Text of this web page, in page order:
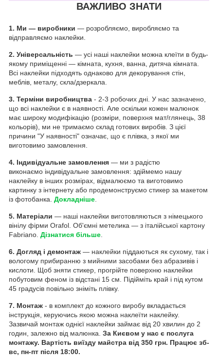
ВАЖЛИВО ЗНАТИ
1. Ми — виробники — розробляємо, виробляємо та
відправляємо наклейки.
2. Універсальність — усі наші наклейки можна клеїти в будь-
якому приміщенні — кімната, кухня, ванна, дитяча кімната.
Всі наклейки підходять однаково для декорування стін,
меблів, металу, скла/дзеркала.
3. Терміни виробництва - 2-3 робочих дні. У нас зазначено,
що всі наклейки є в наявності. Але оскільки кожен малюнок
має широку модифікацію (розміри, поверхня мат/глянець, 38
кольорів), ми не тримаємо склад готових виробів. З цієї
причини "У наявності" означає, що є плівка, з якої ми
виготовимо замовлення.
4. Індивідуальне замовлення — ми з радістю
виконаємо індивідуальне замовлення: здіймемо нашу
наклейку в інших розмірах, відмалюємо та виготовимо
картинку з інтернету або продемонструємо стикер за макетом
із фотобанка. Докладніше
5. Матеріали — наші наклейки виготовляються з німецького
вінілу фірми Orafol. Об'ємні метелика — з італійської картону
Fabriano. Дізнатися більше
6. Догляд і демонтаж — наклейки піддаються як сухому, так і
вологому прибиранню з мийними засобами без абразивів і
кислоти. Щоб зняти стикер, прогрійте поверхню наклейки
побутовим феном із відстані 15 см. Підійміть край і під кутом
45 градусів повільно зніміть плівку.
7. Монтаж - в комплект до кожного виробу вкладається
інструкція, керуючись якою можна наклеїти наклейку.
Зазвичай монтаж однієї наклейки займає від 20 хвилин до 2
годин, залежно від малюнка. За Києвом у нас є послуга
монтажу. Вартість виїзду майстра від 350 грн. Працює зб-
вс, пн-пт після 18:00.